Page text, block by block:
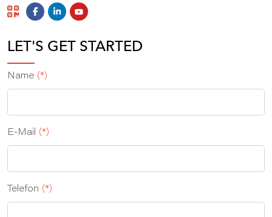
LET'S GET STARTED
Name (*)
E‑Mail (*)
Telefon (*)